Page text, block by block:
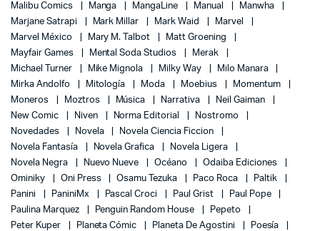
Malibu Comics
Manga MangaLine Manual
Manwha
Marjane Satrapi
Mark Millar Mark Waid
Marvel
Marvel México
Mary M. Talbot
Matt Groening
Mayfair Games
Mental Soda Studios
Merak
Michael Turner
Mike Mignola Milky Way
Milo Manara
Mirka Andolfo
Mitología Moda Moebius
Momentum
Moneros
Moztros Música Narrativa
Neil Gaiman
New Comic
Niven Norma Editorial
Nostromo
Novedades
Novela
Novela Ciencia Ficcion
Novela Fantasía
Novela Grafica
Novela Ligera
Novela Negra
Nuevo Nueve Océano
Odaiba Ediciones
Ominiky
Oni Press Osamu Tezuka Paco Roca
Paltik
Panini
PaniniMx Pascal Croci Paul Grist
Paul Pope
Paulina Marquez
Penguin Random House
Pepeto
Peter Kuper
Planeta Cómic Planeta De Agostini
Poesía